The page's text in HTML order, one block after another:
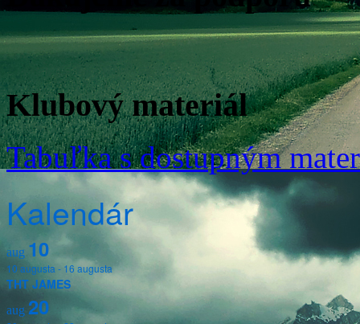
Klubový materiál
Tabuľka s dostupným
Kalendár
aug 10
10 augusta - 16 augusta
THT JAMES
aug 20